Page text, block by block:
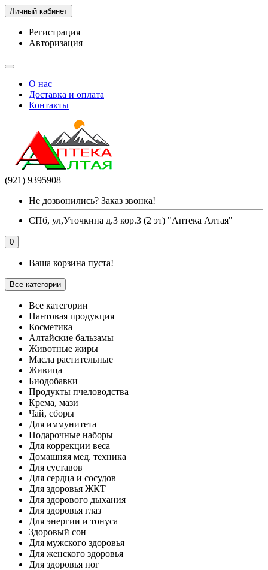
Личный кабинет
Регистрация
Авторизация
О нас
Доставка и оплата
Контакты
(921) 9395908
Не дозвонились? Заказ звонка!
СПб, ул,Уточкина д.3 кор.3 (2 эт) "Аптека Алтая"
0
Ваша корзина пуста!
Все категории
Все категории
Пантовая продукция
Косметика
Алтайские бальзамы
Животные жиры
Масла растительные
Живица
Биодобавки
Продукты пчеловодства
Крема, мази
Чай, сборы
Для иммунитета
Подарочные наборы
Для коррекции веса
Домашняя мед. техника
Для суставов
Для сердца и сосудов
Для здоровья ЖКТ
Для здорового дыхания
Для здоровья глаз
Для энергии и тонуса
Здоровый сон
Для мужского здоровья
Для женского здоровья
Для здоровья ног